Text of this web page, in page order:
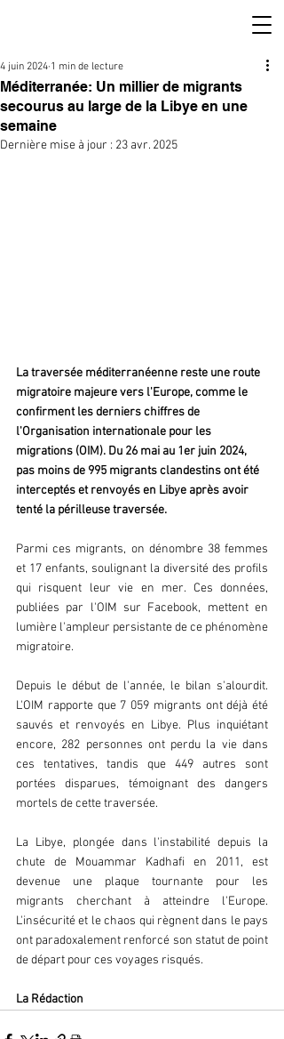
Méditerranée: Un millier de migrants
secourus au large de la Libye en une
semaine
4 juin 2024 1 min de lecture
Dernière mise à jour : 23 avr. 2025
La traversée méditerranéenne reste une route
migratoire majeure vers l'Europe, comme le
confirment les derniers chiffres de
l'Organisation internationale pour les
migrations (OIM). Du 26 mai au 1er juin 2024,
pas moins de 995 migrants clandestins ont été
interceptés et renvoyés en Libye après avoir
tenté la périlleuse traversée.
Parmi ces migrants, on dénombre 38 femmes
et 17 enfants, soulignant la diversité des profils
qui risquent leur vie en mer. Ces données,
publiées par l'OIM sur Facebook, mettent en
lumière l'ampleur persistante de ce phénomène
migratoire.
Depuis le début de l'année, le bilan s'alourdit.
L'OIM rapporte que 7 059 migrants ont déjà été
sauvés et renvoyés en Libye. Plus inquiétant
encore, 282 personnes ont perdu la vie dans
ces tentatives, tandis que 449 autres sont
portées disparues, témoignant des dangers
mortels de cette traversée.
La Libye, plongée dans l'instabilité depuis la
chute de Mouammar Kadhafi en 2011, est
devenue une plaque tournante pour les
migrants cherchant à atteindre l'Europe.
L'insécurité et le chaos qui règnent dans le pays
ont paradoxalement renforcé son statut de point
de départ pour ces voyages risqués.
La Rédaction